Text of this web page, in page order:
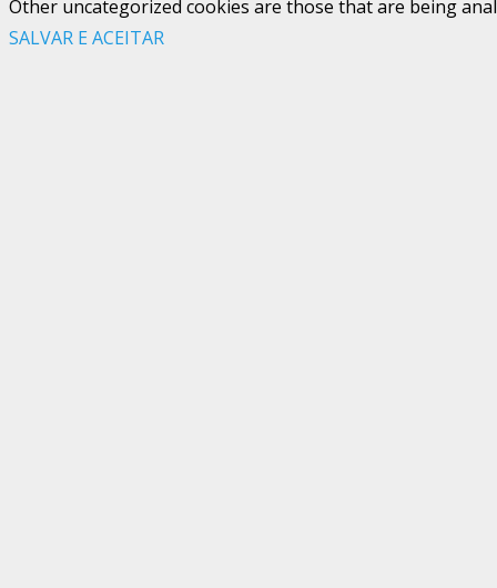
Other uncategorized cookies are those that are being
SALVAR E ACEITAR